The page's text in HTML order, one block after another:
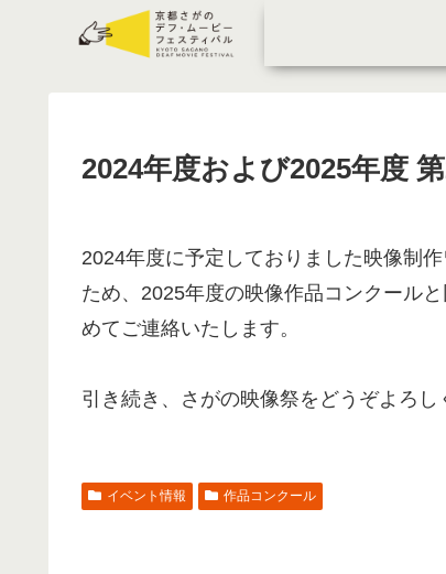
2024年度および2025年度
2024年度に予定しておりました映像制
ため、2025年度の映像作品コンクール
めてご連絡いたします。
引き続き、さがの映像祭をどうぞよろし
イベント情報 作品コンクール